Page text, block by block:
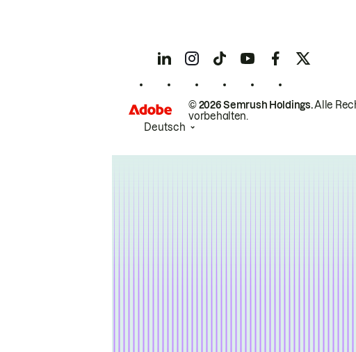
© 2026 Semrush Holdings.Alle
vorbehalten.
Deutsch